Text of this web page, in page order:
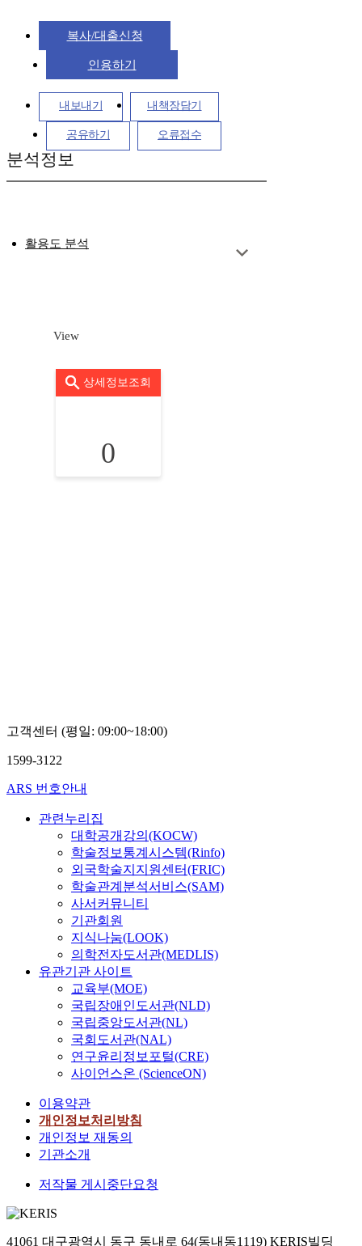
복사/대출신청
인용하기
내보내기 내책장담기
공유하기 오류접수
분석정보
활용도 분석
View
상세정보조회
0
고객센터 (평일: 09:00~18:00)
1599-3122
ARS 번호안내
관련누리집
대학공개강의(KOCW)
학술정보통계시스템(Rinfo)
외국학술지지원센터(FRIC)
학술관계분석서비스(SAM)
사서커뮤니티
기관회원
지식나눔(LOOK)
의학전자도서관(MEDLIS)
유관기관 사이트
교육부(MOE)
국립장애인도서관(NLD)
국립중앙도서관(NL)
국회도서관(NAL)
연구윤리정보포털(CRE)
사이언스온 (ScienceON)
이용약관
개인정보처리방침
개인정보 재동의
기관소개
저작물 게시중단요청
41061 대구광역시 동구 동내로 64(동내동1119) KERIS빌딩